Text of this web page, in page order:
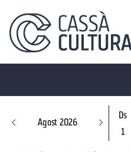
Agost 2026
Ds
1